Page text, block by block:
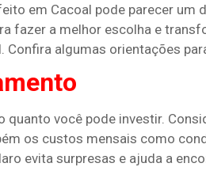
em Cacoal pode parecer um
fazer a melhor escolha e
Confira algumas orientações
quanto você pode investir.
os custos mensais como
evita surpresas e ajuda a